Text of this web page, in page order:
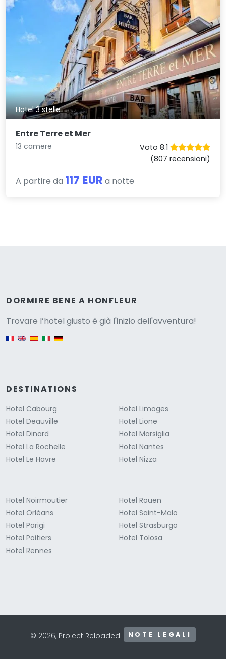
Hotel 3 stelle
Entre Terre et Mer
13 camere
Voto 8.1
(807 recensioni)
A partire da 117 EUR a notte
DORMIRE BENE A HONFLEUR
Trovare l’hotel giusto è già l'inizio dell'avventura!
DESTINATIONS
Hotel Cabourg
Hotel Deauville
Hotel Dinard
Hotel La Rochelle
Hotel Le Havre
Hotel Limoges
Hotel Lione
Hotel Marsiglia
Hotel Nantes
Hotel Nizza
Hotel Noirmoutier
Hotel Orléans
Hotel Parigi
Hotel Poitiers
Hotel Rennes
Hotel Rouen
Hotel Saint-Malo
Hotel Strasburgo
Hotel Tolosa
© 2026, Project Reloaded. NOTE LEGALI